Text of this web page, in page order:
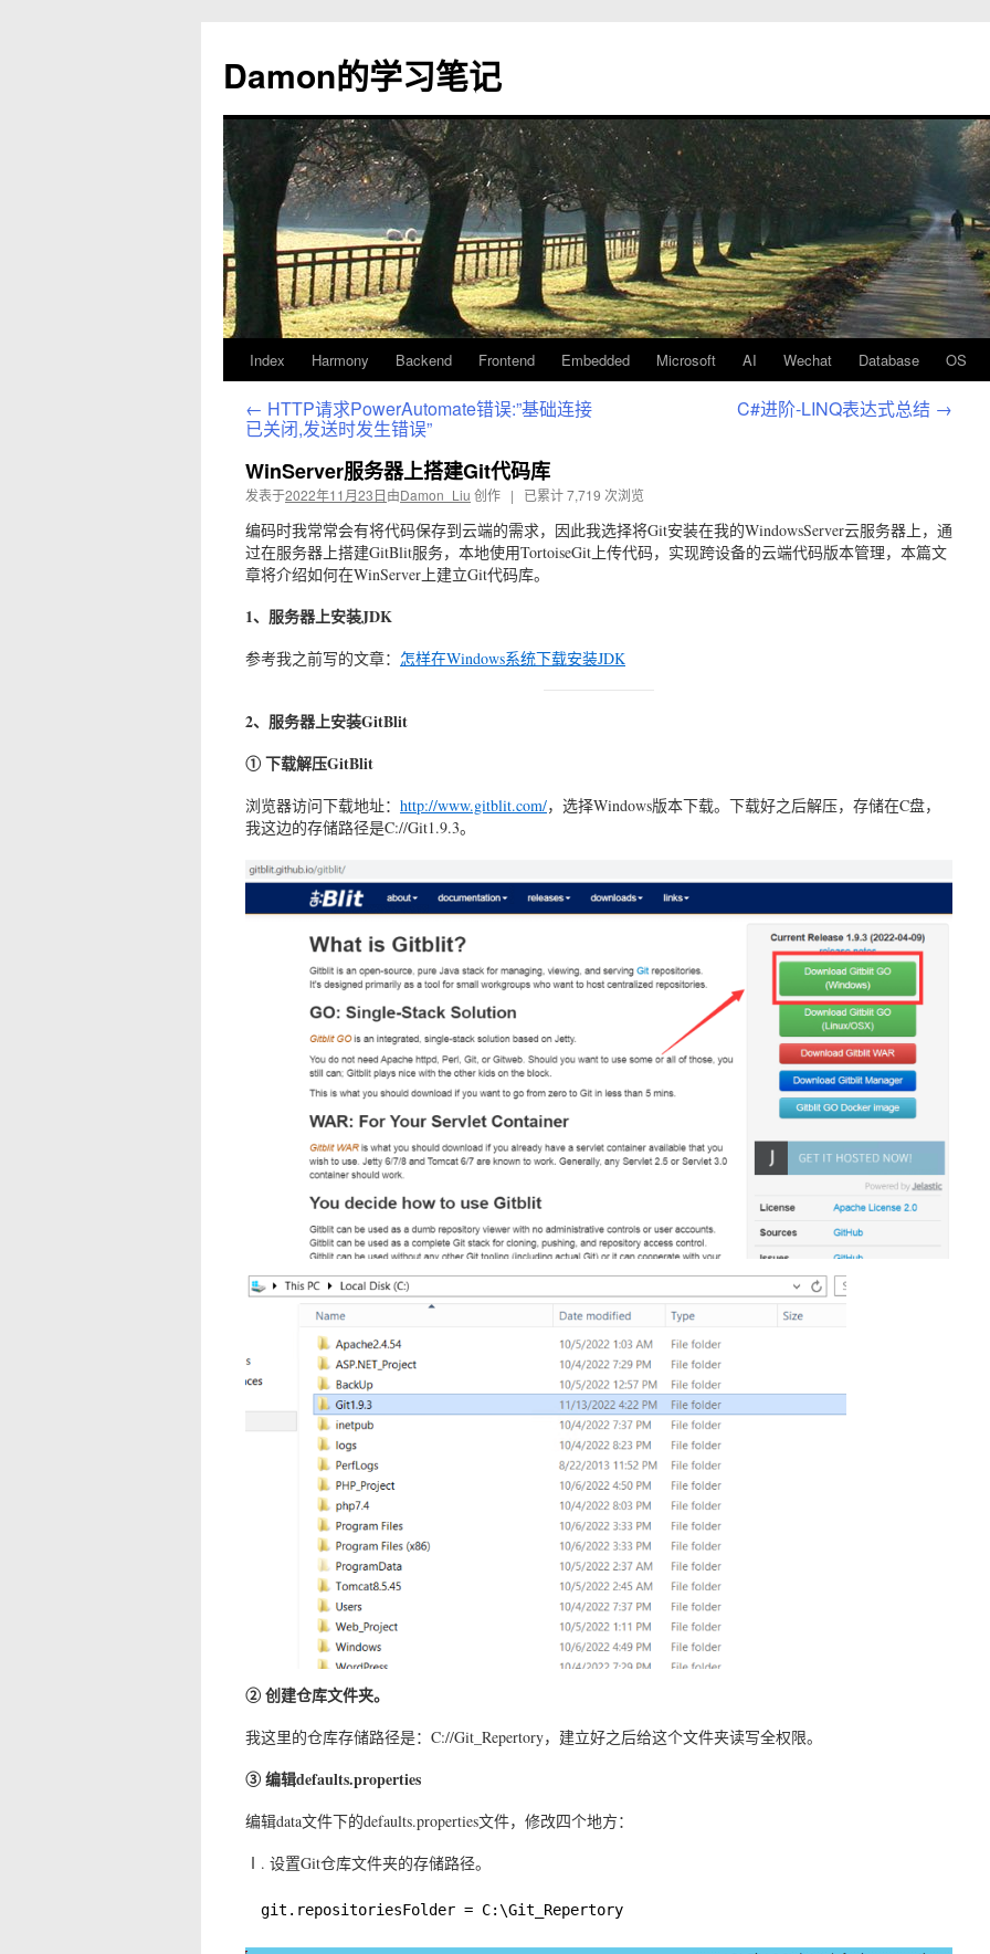
Damon的学习笔记
文
Index Harmony Backend Frontend Embedded Microsoft AI Wechat Database OS
← HTTP请求PowerAutomate错误:”基础连接
已关闭,发送时发生错误”
C#进阶-LINQ表达式总结 →
WinServer服务器上搭建Git代码库
发表于2022年11月23日由Damon_Liu 创作 | 已累计7,719 次浏览
编码时我常常会有将代码保存到云端的需求，因此我选择将Git安装在我的WindowsServer云服务器上，通
过在服务器上搭建GitBlit服务，本地使用TortoiseGit上传代码，实现跨设备的云端代码版本管理，本篇文
章将介绍如何在WinServer上建立Git代码库。
1、服务器上安装JDK
参考我之前写的文章： 怎样在Windows系统下载安装JDK
2、 服务器上安装GitBlit
① 下载解压GitBlit
浏览器访问下载地址： http://www.gitblit.com/，选择Windows版本下载。下载好之后解压，存储在C盘，
我这边的存储路径是C://Git1.9.3。
② 创建仓库文件夹。
我这里的仓库存储路径是：C://Git_Repertory，建立好之后给这个文件夹读写全权限。
③ 编辑defaults.properties
编辑data文件下的defaults.properties文件，修改四个地方：
Ⅰ. 设置Git仓库文件夹的存储路径。
git.repositoriesFolder = C:\Git_Repertory